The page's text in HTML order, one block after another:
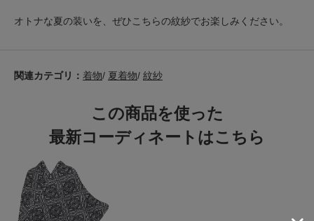
オトナな夏の装いを、ぜひこちらの紋紗でお楽しみください。
関連カテゴリ： 着物/ 夏着物/ 紋紗
この商品を使った
最新コーディネートはこちら